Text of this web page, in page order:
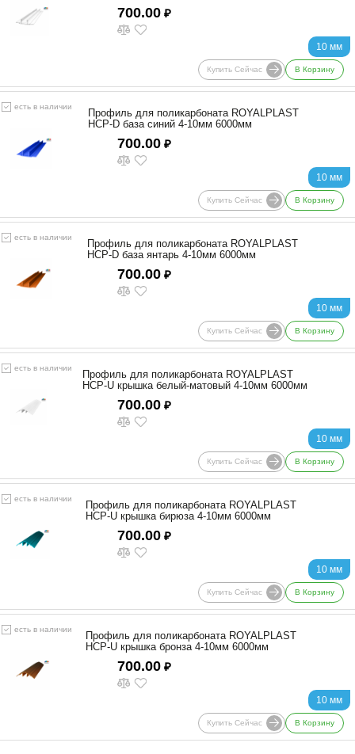
10 мм
700.00 ₽
Купить Сейчас В Корзину
есть в наличии
10 мм
Профиль для поликарбоната ROYALPLAST
HCP-D база синий 4-10мм 6000мм
700.00 ₽
Купить Сейчас В Корзину
есть в наличии
10 мм
Профиль для поликарбоната ROYALPLAST
HCP-D база янтарь 4-10мм 6000мм
700.00 ₽
Купить Сейчас В Корзину
есть в наличии
10 мм
Профиль для поликарбоната ROYALPLAST
HCP-U крышка белый-матовый 4-10мм 6000мм
700.00 ₽
Купить Сейчас В Корзину
есть в наличии
10 мм
Профиль для поликарбоната ROYALPLAST
HCP-U крышка бирюза 4-10мм 6000мм
700.00 ₽
Купить Сейчас В Корзину
есть в наличии
10 мм
Профиль для поликарбоната ROYALPLAST
HCP-U крышка бронза 4-10мм 6000мм
700.00 ₽
Купить Сейчас В Корзину